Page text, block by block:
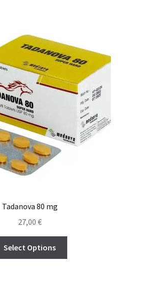
Tadanova 80 mg
27,00 €
Select Options